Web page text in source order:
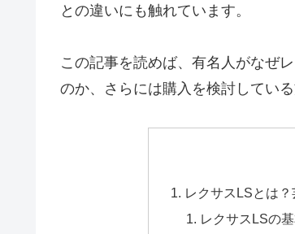
との違いにも触れています。
この記事を読めば、有名人がなぜ
のか、さらには購入を検討してい
レクサスLSとは
レクサスLSの